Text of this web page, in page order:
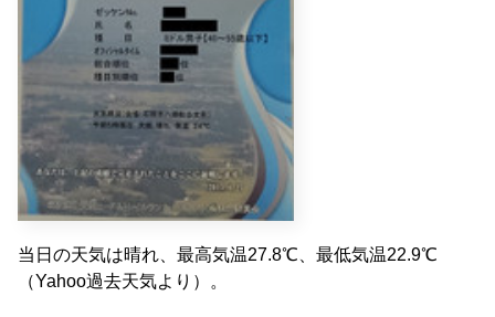
当日の天気は晴れ、最高気温27.8℃、最低気温22.9℃
（Yahoo過去天気より）。